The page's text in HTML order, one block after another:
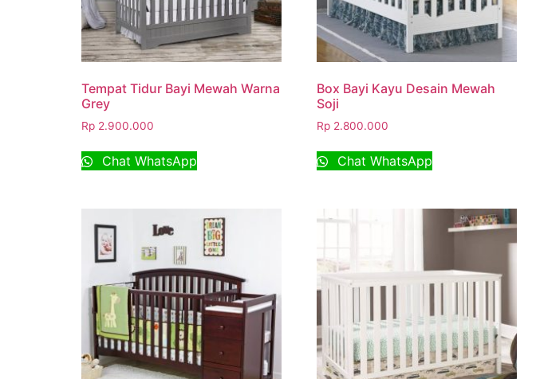
Tempat Tidur Bayi Mewah Warna
Grey
Rp 2.900.000
Chat WhatsApp
Box Bayi Kayu Desain Mewah
Soji
Rp2.800.000
Chat WhatsApp